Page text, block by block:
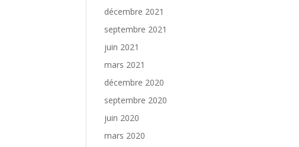
décembre 2021
septembre 2021
juin 2021
mars 2021
décembre 2020
septembre 2020
juin 2020
mars 2020